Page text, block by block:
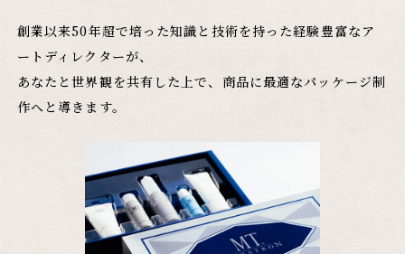
創業以来50年超で培った知識と技術を持った経験豊富なア
ートディレクターが、
あなたと世界観を共有した上で、商品に最適なパッケージ制
作へと導きます。